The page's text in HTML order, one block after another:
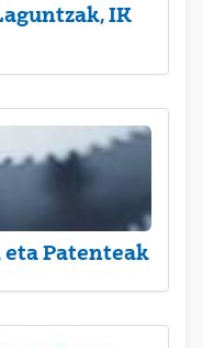
IK
Patenteak